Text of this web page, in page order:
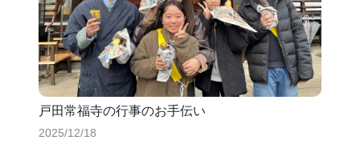
戸田常福寺の行事のお手伝い
2025/12/18